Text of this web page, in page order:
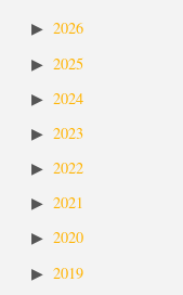
2026
2025
2024
2023
2022
2021
2020
2019